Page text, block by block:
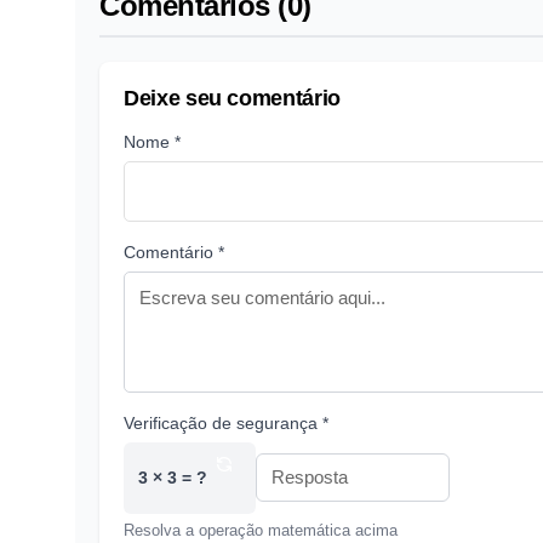
Deixe seu comentário
Nome *
Comentário *
Verificação de segurança *
3 × 3 = ?
Resolva a operação matemática acima